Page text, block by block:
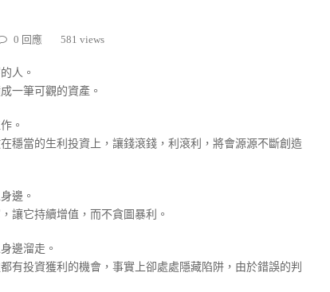
0 回應 581 views
人。
一筆可觀的資產。
。
穩當的生利投資上，讓錢滾錢，利滾利，將會源源不斷創造
邊。
讓它持續增值，而不貪圖暴利。
邊溜走。
有投資獲利的機會，事實上卻處處隱藏陷阱，由於錯誤的判